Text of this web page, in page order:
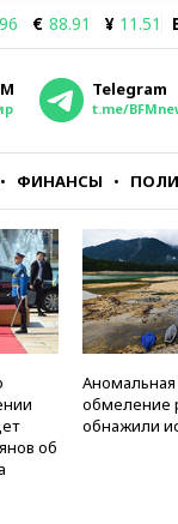
€ 88.91 ¥ 11.51
Telegram
t.me/
ФИНАНСЫ
об
обмеление
обнажили